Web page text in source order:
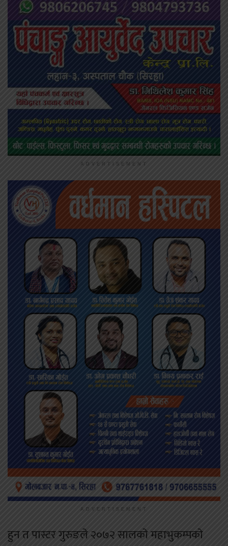
ADVERTISEMENT
ADVERTISEMENT
हुन त पास्टर गुरुङले २०७२ सालकाे महाभुकम्पकाे